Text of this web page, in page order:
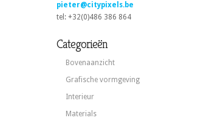
pieter@citypixels.be
tel: +32(0)486 386 864
Categorieën
Bovenaanzicht
Grafische vormgeving
Interieur
Materials